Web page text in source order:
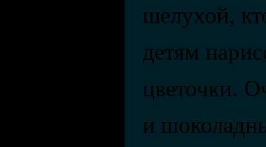
шелухой,
детям
цветочки.
и